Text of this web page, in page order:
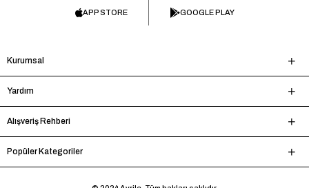
APP STORE GOOGLE PLAY
Kurumsal
Yardım
Alışveriş Rehberi
Popüler Kategoriler